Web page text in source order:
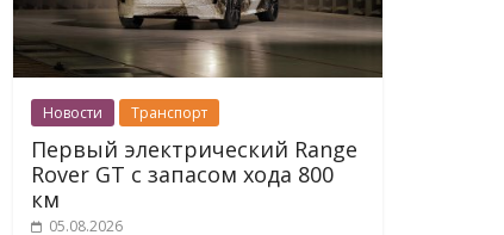
Новости Транспорт
Первый электрический Range
Rover GT с запасом хода 800
км
05.08.2026